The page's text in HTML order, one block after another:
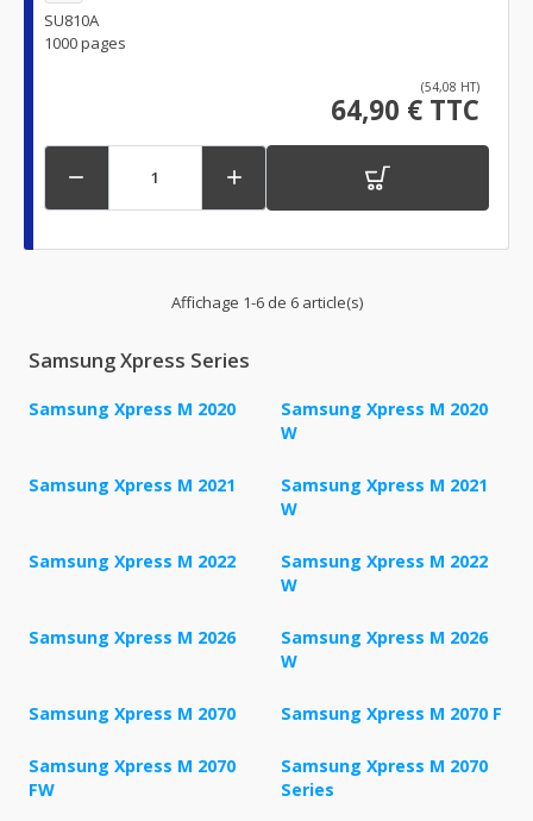
SU810A
1000 pages
(54,08 HT)
64,90 € TTC
 
Affichage 1-6 de 6 article(s)
Samsung Xpress Series
Samsung Xpress M 2020
Samsung Xpress M 2020
W
Samsung Xpress M 2021
Samsung Xpress M 2021
W
Samsung Xpress M 2022
Samsung Xpress M 2022
W
Samsung Xpress M 2026
Samsung Xpress M 2026
W
Samsung Xpress M 2070 Samsung Xpress M 2070 F
Samsung Xpress M 2070
FW
Samsung Xpress M 2070
Series